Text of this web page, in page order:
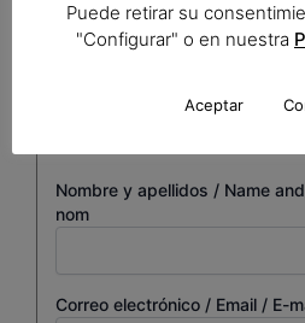
Contacto de
à contacter en cas
Nombre y apellidos / Name
nom
Correo electrónico / Email / E-
Puede retirar su
"Configurar" o en nuestra
Aceptar